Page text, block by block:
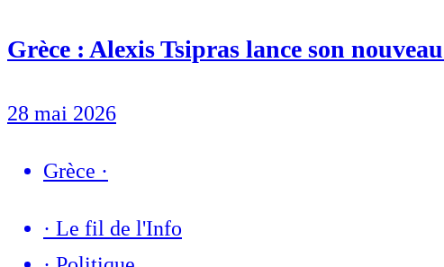
Grèce : Alexis Tsipras lance son
28 mai 2026
Grèce ·
· Le fil de l'Info